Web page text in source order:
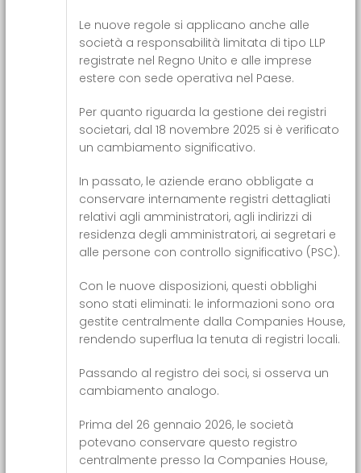
Le nuove regole si applicano anche alle
società a responsabilità limitata di tipo LLP
registrate nel Regno Unito e alle imprese
estere con sede operativa nel Paese.
Per quanto riguarda la gestione dei registri
societari, dal 18 novembre 2025 si è verificato
un cambiamento significativo.
In passato, le aziende erano obbligate a
conservare internamente registri dettagliati
relativi agli amministratori, agli indirizzi di
residenza degli amministratori, ai segretari e
alle persone con controllo significativo (PSC).
Con le nuove disposizioni, questi obblighi
sono stati eliminati: le informazioni sono ora
gestite centralmente dalla Companies House,
rendendo superflua la tenuta di registri locali.
Passando al registro dei soci, si osserva un
cambiamento analogo.
Prima del 26 gennaio 2026, le società
potevano conservare questo registro
centralmente presso la Companies House,